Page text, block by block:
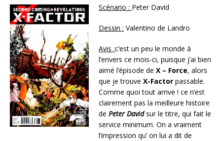
Scénario : Peter David
Dessin : Valentino de Landro
Avis :c’est un peu le monde à
l’envers ce mois-ci, puisque j’ai bien
aimé l’épisode de X – Force, alors
que je trouve X-Factor passable.
Comme quoi tout arrive ! ce n’est
clairement pas la meilleure histoire
de Peter Davidsur le titre, qui fait le
service minimum. On a vraiment
l’impression qu’ on lui a dit de